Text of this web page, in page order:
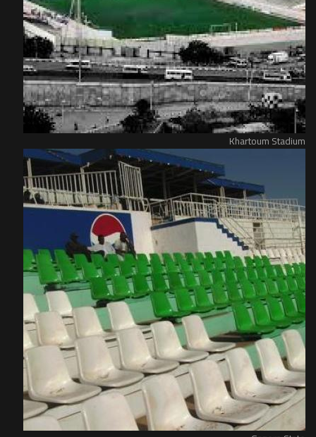
Khartoum Stadium